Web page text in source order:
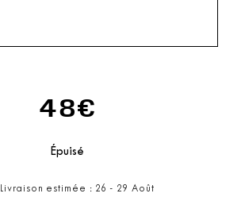
48€
Épuisé
Livraison estimée : 26 - 29 Août